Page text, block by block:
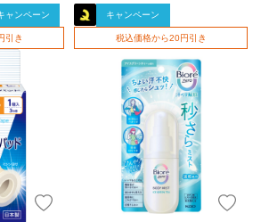
ャンペーン
引き
キャンペーン
税込価格から20円引き